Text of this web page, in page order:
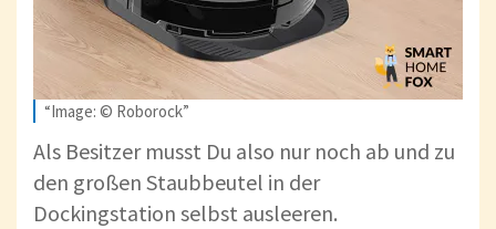
“Image: © Roborock”
Als Besitzer musst Du also nur noch ab und zu
den großen Staubbeutel in der
Dockingstation selbst ausleeren.